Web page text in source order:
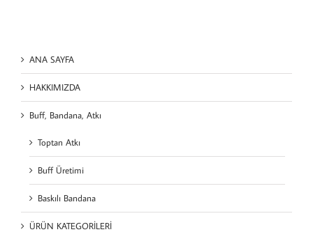
ANA SAYFA
HAKKIMIZDA
Buff, Bandana, Atkı
Toptan Atkı
Buff Üretimi
Baskılı Bandana
ÜRÜN KATEGORİLERİ